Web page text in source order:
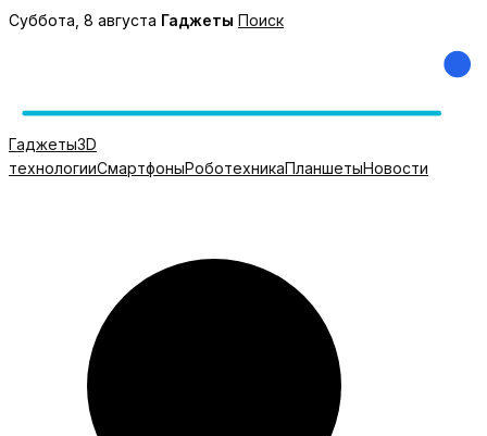
Перейти
Суббота, 8 августа Гаджеты Поиск
Гаджеты3D
технологииСмартфоныРоботехникаПланшетыНовости